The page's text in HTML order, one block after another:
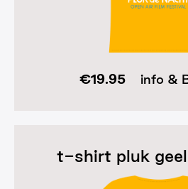
€19.95 info &
t-shirt pluk